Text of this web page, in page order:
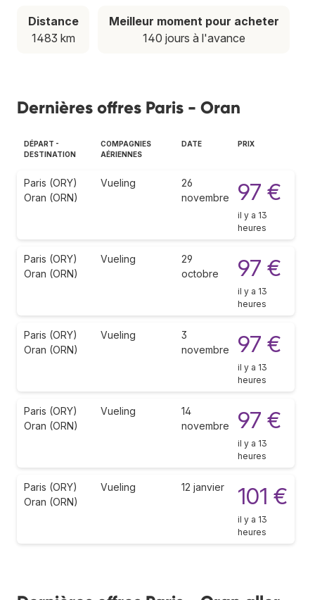
Distance
1483 km
Meilleur moment pour acheter
140 jours à l'avance
Dernières offres Paris - Oran
DÉPART -
DESTINATION
COMPAGNIES
AÉRIENNES
DATE PRIX
Paris (ORY)
Oran (ORN)
Vueling
26
novembre
97 €
il y a 13
heures
Paris (ORY)
Oran (ORN)
Vueling
29
octobre
97 €
il y a 13
heures
Paris (ORY)
Oran (ORN)
Vueling
3
novembre
97 €
il y a 13
heures
Paris (ORY)
Oran (ORN)
Vueling
14
novembre
97 €
il y a 13
heures
Paris (ORY)
Oran (ORN)
Vueling 12 janvier 101 €
il y a 13
heures